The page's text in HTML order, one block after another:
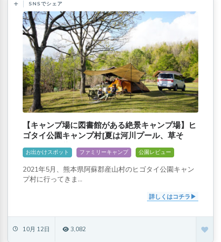
SNSでシェア
【キャンプ場に図書館がある絶景キャンプ場】ヒ
ゴタイ公園キャンプ村[夏は河川プール、草そ
り、ヤマメ釣りも]
お出かけスポット ファミリーキャンプ 公園レビュー
2021年5月、熊本県阿蘇郡産山村のヒゴタイ公園キャン
プ村に行ってきま...
詳しくはコチラ
10月 12日 3,082